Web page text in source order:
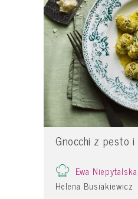
Gnocchi z pesto
Ewa Niepytalska
Helena Busiakiewicz